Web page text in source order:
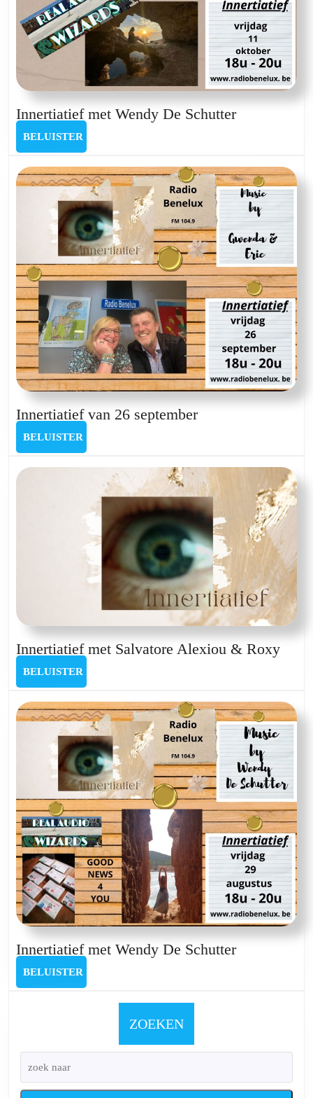
Innertiatief met Wendy De SchutterInnertiatief
De
Schutter
BELUISTER
Innertiatief van 26 septemberInnertiatief
september
BELUISTER
Innertiatief met Salvatore Alexiou & Roxy
&
Roxy
BELUISTER
Innertiatief met Wendy De SchutterInnertiatief
BELUISTER
ZOEKEN